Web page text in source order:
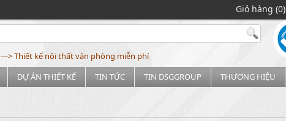
Giỏ hàng (0)
---> Thiết kế nội thất văn phòng miễn phí
DỰ ÁN THIẾT KẾ TIN TỨC TIN DSGGROUP THƯƠNG HIỆU